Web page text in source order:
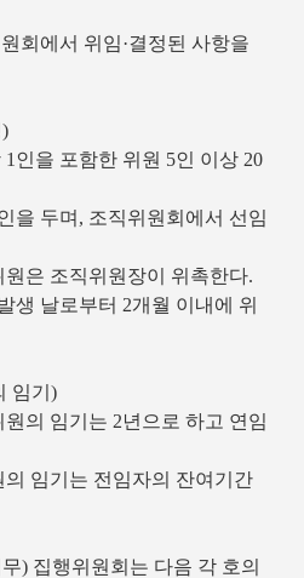
회에서 위임·결정된 사항을
인을 포함한 위원 5인 이상 20
을 두며, 조직위원회에서 선임
은 조직위원장이 위촉한다.
생 날로부터 2개월 이내에 위
임기)
의 임기는 2년으로 하고 연임
임기는 전임자의 잔여기간
) 집행위원회는 다음 각 호의